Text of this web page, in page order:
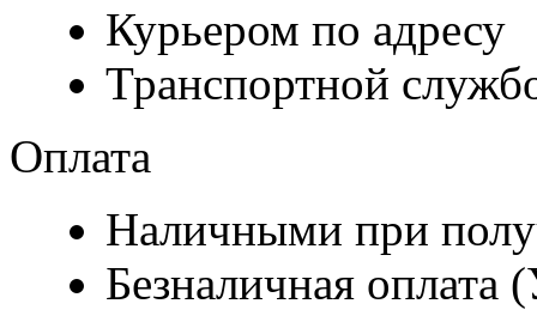
Курьером по адресу
Транспортной
Оплата
Наличными при
Безналичная